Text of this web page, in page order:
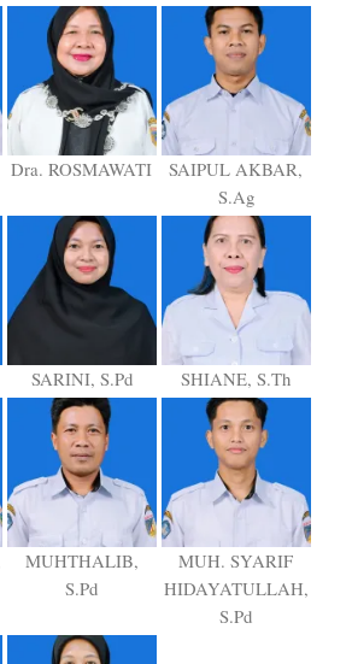
Dra. ROSMAWATI
SAIPUL AKBAR,
S.Ag
SARINI, S.Pd SHIANE, S.Th
MUHTHALIB,
S.Pd
MUH. SYARIF
HIDAYATULLAH,
S.Pd